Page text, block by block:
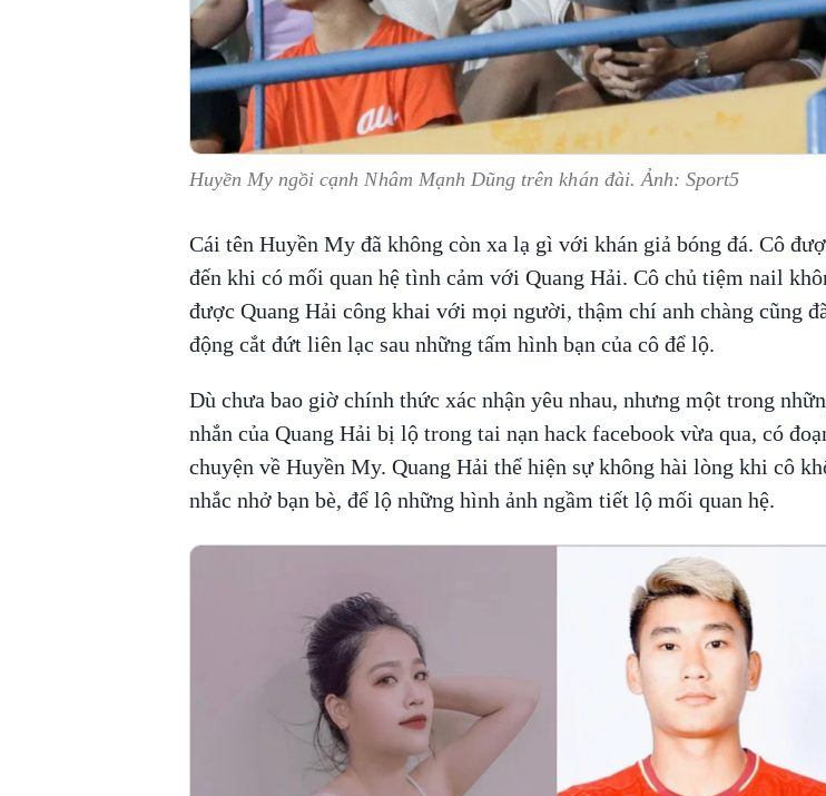
Huyền My ngồi cạnh Nhâm Mạnh Dũng trên khán đài. Ảnh: Sport5
Cái tên Huyền My đã không còn xa lạ gì với khán giả bóng đá. Cô
đến khi có mối quan hệ tình cảm với Quang Hải. Cô chủ tiệm nail
được Quang Hải công khai với mọi người, thậm chí anh chàng cũng
động cắt đứt liên lạc sau những tấm hình bạn của cô để lộ.
Dù chưa bao giờ chính thức xác nhận yêu nhau, nhưng một trong
nhắn của Quang Hải bị lộ trong tai nạn hack facebook vừa qua, có
chuyện về Huyền My. Quang Hải thể hiện sự không hài lòng khi cô
nhắc nhở bạn bè, để lộ những hình ảnh ngầm tiết lộ mối quan hệ.